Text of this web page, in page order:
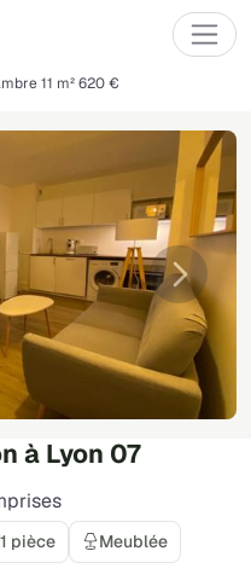
11 m² 620 €
à Lyon 07
1 pièce
Meublée